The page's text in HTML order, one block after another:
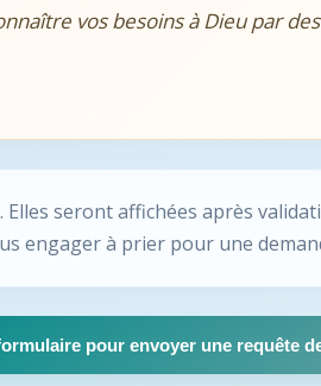
vos besoins à Dieu par
seront affichées après
engager à prier pour une
pour envoyer une requête